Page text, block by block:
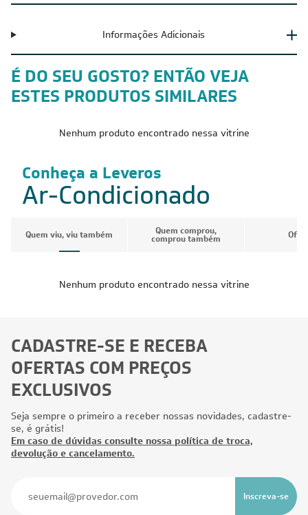
Informações Adicionais
É DO SEU GOSTO? ENTÃO VEJA
ESTES PRODUTOS SIMILARES
Nenhum produto encontrado nessa vitrine
Conheça a Leveros
Ar-Condicionado
Quem viu, viu também Quem comprou,
comprou também
Nenhum produto encontrado nessa vitrine
CADASTRE-SE E RECEBA
OFERTAS COM PREÇOS
EXCLUSIVOS
Seja sempre o primeiro a receber nossas novidades, cadastre-
se, é grátis!
Em caso de dúvidas consulte nossa política de troca,
devolução e cancelamento.
Inscreva-se